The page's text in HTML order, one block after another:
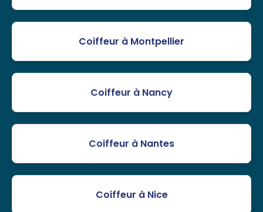
Coiffeur à Montpellier
Coiffeur à Nancy
Coiffeur à Nantes
Coiffeur à Nice